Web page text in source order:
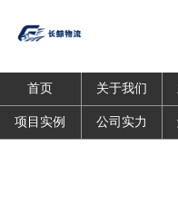
首页 关于我们
项目实例 公司实力